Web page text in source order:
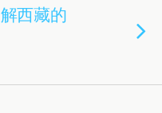
西藏的